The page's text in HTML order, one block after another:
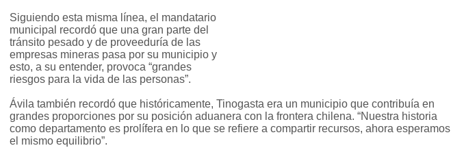
Siguiendo esta misma línea, el mandatario
municipal recordó que una gran parte del
tránsito pesado y de proveeduría de las
empresas mineras pasa por su municipio y
esto, a su entender, provoca “grandes
riesgos para la vida de las personas”.
Ávila también recordó que históricamente, Tinogasta era un municipio que contribuía en
grandes proporciones por su posición aduanera con la frontera chilena. “Nuestra historia
como departamento es prolífera en lo que se refiere a compartir recursos, ahora esperamos
el mismo equilibrio”.